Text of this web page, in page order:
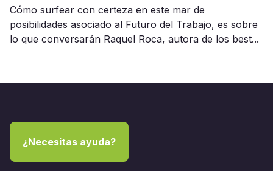
Cómo surfear con certeza en este mar de
posibilidades asociado al Futuro del Trabajo, es sobre
lo que conversarán Raquel Roca, autora de los best...
¿Necesitas ayuda?